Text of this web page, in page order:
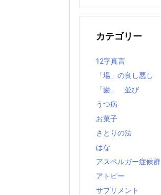
記
カテゴリー
12字真言
「場」の良し悪し
「歯」 並び
うつ病
お菓子
さとりの法
はな
アスペルガー症候群
アトピー
サプリメント